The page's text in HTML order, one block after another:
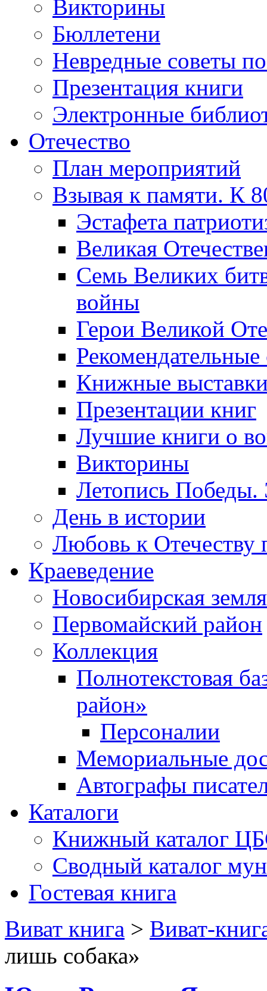
Викторины
Бюллетени
Невредные советы
Презентация книги
Электронные
Отечество
План мероприятий
Взывая к памяти. К
Эcтафета
Великая
Семь Великих
войны
Герои Великой
Рекомендательные
Книжные
Презентации книг
Лучшие книги о
Викторины
Летопись Победы.
День в истории
Любовь к Отечеству
Краеведение
Новосибирская земля
Первомайский район
Коллекция
Полнотекстовая
район»
Персоналии
Мемориальные
Автографы
Каталоги
Книжный каталог
Сводный каталог
Гостевая книга
Виват книга > Виват-
лишь собака»